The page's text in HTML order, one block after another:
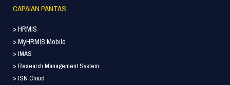
CAPAIAN PANTAS
> HRMIS
> MyHRMIS Mobile
> IMAS
> Research Management System
> ISN Cloud